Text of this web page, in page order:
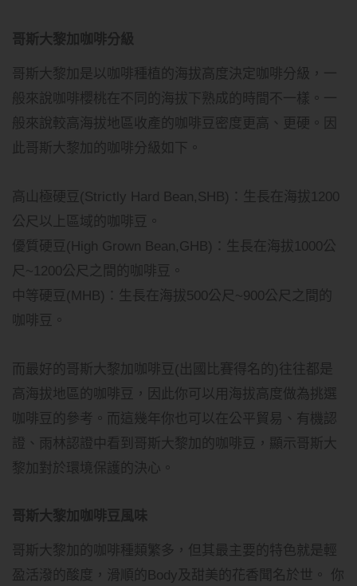
哥斯大黎加咖啡分級
哥斯大黎加是以咖啡種植的海拔高度決定咖啡分級，一
般來說咖啡櫻桃在不同的海拔下熟成的時間不一樣。一
般來說較高海拔地區收產的咖啡豆密度更高、更硬。因
此哥斯大黎加的咖啡分級如下。
高山極硬豆(Strictly Hard Bean,SHB)：生長在海拔1200
公尺以上區域的咖啡豆。
優質硬豆(High Grown Bean,GHB)：生長在海拔1000公
尺~1200公尺之間的咖啡豆。
中等硬豆(MHB)：生長在海拔500公尺~900公尺之間的
咖啡豆。
而最好的哥斯大黎加咖啡豆(出國比賽得名的)往往都是
高海拔地區的咖啡豆，因此你可以用海拔高度做為挑選
咖啡豆的參考。而這幾年你也可以在公平貿易、有機認
證、雨林認證中看到哥斯大黎加的咖啡豆，顯示哥斯大
黎加對於環境保護的決心。
哥斯大黎加咖啡豆風味
哥斯大黎加的咖啡種類繁多，但其最主要的特色就是輕
盈活潑的酸度，滑順的Body及甜美的花香聞名於世。 你